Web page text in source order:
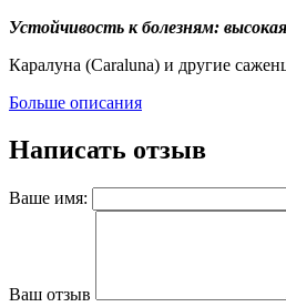
Устойчивость к болезням: высокая
Каралуна (Caraluna) и другие
Больше описания
Написать отзыв
Ваше имя:
Ваш отзыв